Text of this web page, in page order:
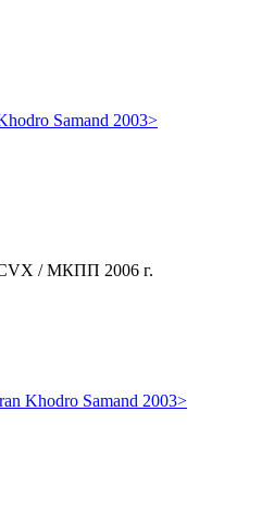
Samand 2003>
/ МКПП 2006 г.
Khodro Samand 2003>